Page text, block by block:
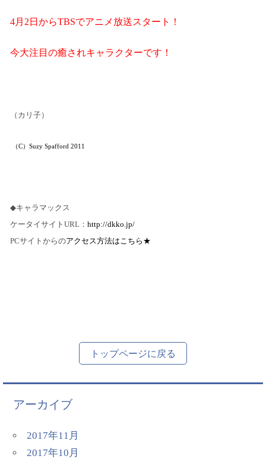
4月 2 日からTBSでアニメ放送スタート！
今大注目の癒されキャラクターです！
（カリ子）
（C） Suzy Spafford 2011
◆キャラマックス
ケータイサイト URL ： http://dkko.jp/
PCサイトからのアクセス方法はこちら★
トップページに戻る
アーカイブ
2017年11月
2017年10月